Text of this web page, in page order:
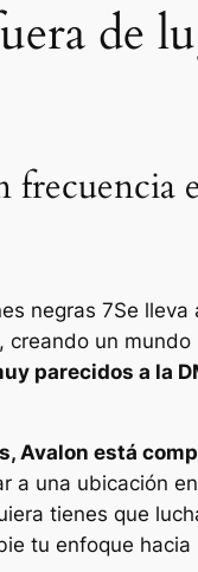
de
frecuencia
negras 7Se lleva
creando un
parecidos a la
Avalon está
a una ubicación
tienes que
tu enfoque hacia